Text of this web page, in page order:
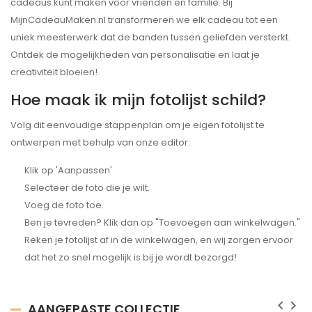
cadeaus kunt maken voor vrienden en familie. Bij
MijnCadeauMaken.nl transformeren we elk cadeau tot een
uniek meesterwerk dat de banden tussen geliefden versterkt.
Ontdek de mogelijkheden van personalisatie en laat je
creativiteit bloeien!
Hoe maak ik mijn fotolijst schild?
Volg dit eenvoudige stappenplan om je eigen fotolijst te
ontwerpen met behulp van onze editor:
Klik op 'Aanpassen'
Selecteer de foto die je wilt.
Voeg de foto toe.
Ben je tevreden? Klik dan op "Toevoegen aan winkelwagen."
Reken je fotolijst af in de winkelwagen, en wij zorgen ervoor
dat het zo snel mogelijk is bij je wordt bezorgd!
keyboard_arrow_left keyboard_arrow_right